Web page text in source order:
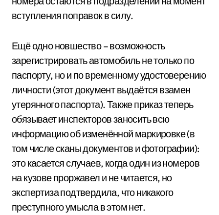
вступления поправок в силу.
Ещё одно новшество – возможность
зарегистрировать автомобиль не только по
паспорту, но и по временному удостоверению
личности (этот документ выдаётся взамен
утерянного паспорта). Также приказ теперь
обязывает инспекторов заносить всю
информацию об изменённой маркировке (в
том числе сканы документов и фотографии):
это касается случаев, когда один из номеров
на кузове проржавел и не читается, но
экспертиза подтвердила, что никакого
преступного умысла в этом нет.